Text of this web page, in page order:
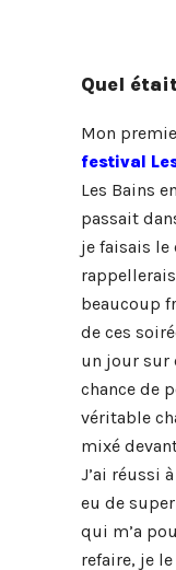
Quel
Mon
festival
Les Bains
passait
je faisais le
beaucoup
de ces
un jour sur
chance de
véritable
mixé
J’ai réussi
eu de
qui m’a
refaire, je